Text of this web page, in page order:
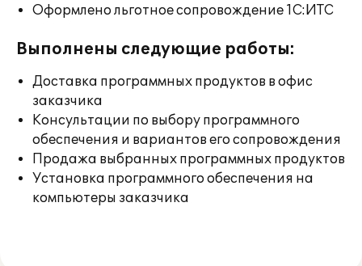
Оформлено льготное сопровождение 1С:ИТС
Выполнены следующие работы:
Доставка программных продуктов в офис
заказчика
Консультации по выбору программного
обеспечения и вариантов его сопровождения
Продажа выбранных программных продуктов
Установка программного обеспечения на
компьютеры заказчика